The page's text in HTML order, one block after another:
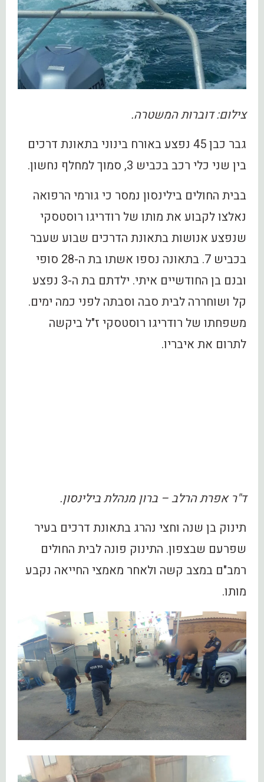
צילום: דוברות המשטרה.
גבר כבן 45 נפצע באורח בינוני בתאונת דרכים
בין שני כלי רכב בכביש 3, סמוך למחלף נחשון.
בבית החולים בילינסון נמסר כי גורמי הרפואה
נאלצו לקבוע את מותו של רודריגו רוסטסקי
שנפצע אנושות בתאונת הדרכים שבוע שעבר
בכביש 7. בתאונה נספו אשתו בת ה-28 סופי
ובנם בן החודשיים איתי. ילדתם בת ה-3 נפצע
קל ושוחררה לבית סבה וסבתה לפני כמה ימים.
משפחתו של רודריגו רוסטסקי ז"ל ביקשה
לתרום את איבריו.
ד"ר אפרת הרלב – ברון מנהלת בילינסון.
תינוק בן שנה וחצי נהרג בתאונת דרכים בעיר
שפרעם שבצפון. התינוק פונה לבית החולים
רמב"ם במצב קשה ולאחר מאמצי החייאה נקבע
מותו.